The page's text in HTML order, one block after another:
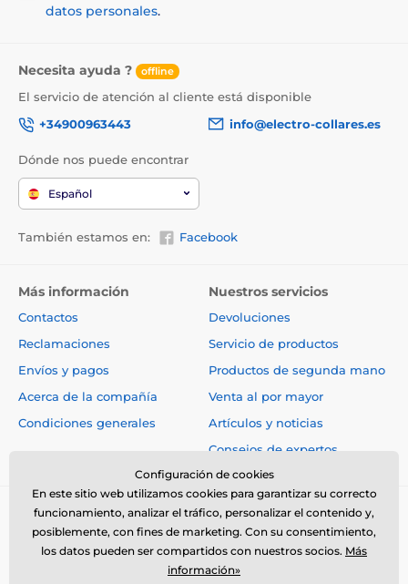
datos personales.
Necesita ayuda ? offline
El servicio de atención al cliente está disponible
+34900963443
info@electro-collares.es
Dónde nos puede encontrar
Español
También estamos en: Facebook
Más información
Contactos
Reclamaciones
Envíos y pagos
Acerca de la compañía
Condiciones generales
Nuestros servicios
Devoluciones
Servicio de productos
Productos de segunda mano
Venta al por mayor
Artículos y noticias
Consejos de expertos
Configuración de cookies
En este sitio web utilizamos cookies para garantizar su correcto
funcionamiento, analizar el tráfico, personalizar el contenido y,
posiblemente, con fines de marketing. Con su consentimiento,
los datos pueden ser compartidos con nuestros socios. Más
información»